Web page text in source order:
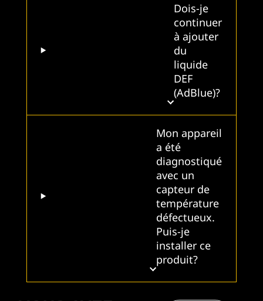
Dois-je
continuer
à ajouter
du
liquide
DEF
(AdBlue)?
Mon appareil
a été
diagnostiqué
avec un
capteur de
température
défectueux.
Puis-je
installer ce
produit?